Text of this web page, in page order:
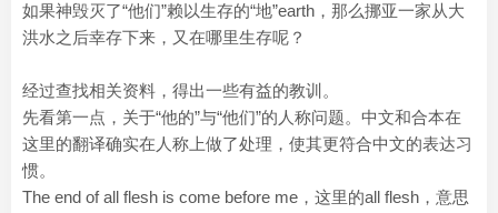
如果神毁灭了“他们”赖以生存的“地”earth，那么挪亚一家从大
洪水之后幸存下来，又在哪里生存呢？
经过查找相关资料，得出一些有益的教训。
先看第一点，关于“他的”与“他们”的人称问题。中文和合本在
这里的翻译确实在人称上做了处理，使其更符合中文的表达习
惯。
The end of all flesh is come before me，这里的all flesh，意思